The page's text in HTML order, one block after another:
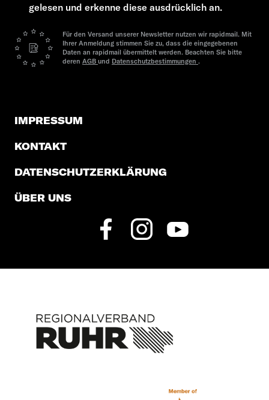
gelesen und erkenne diese ausdrücklich an.
Für den Versand unserer Newsletter nutzen wir rapidmail. Mit
Ihrer Anmeldung stimmen Sie zu, dass die eingegebenen
Daten an rapidmail übermittelt werden. Beachten Sie bitte
deren AGB und Datenschutzbestimmungen .
IMPRESSUM
KONTAKT
DATENSCHUTZERKLÄRUNG
ÜBER UNS